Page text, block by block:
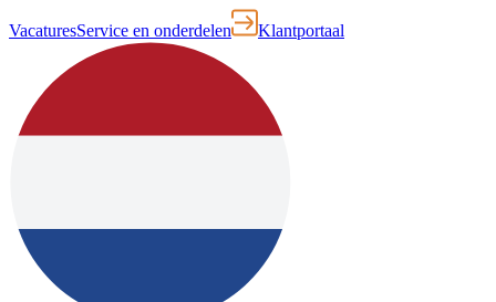
VacaturesService en onderdelen Klantportaal